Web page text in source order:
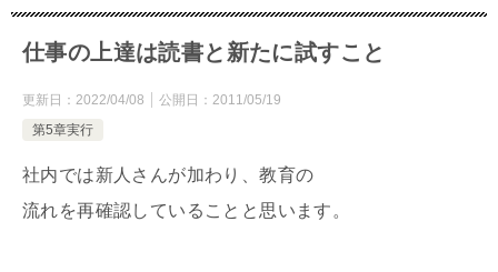
仕事の上達は読書と新たに試すこと
更新日： 2022/04/08 公開日： 2011/05/19
第5章実行
社内では新人さんが加わり、教育の
流れを再確認していることと思います。